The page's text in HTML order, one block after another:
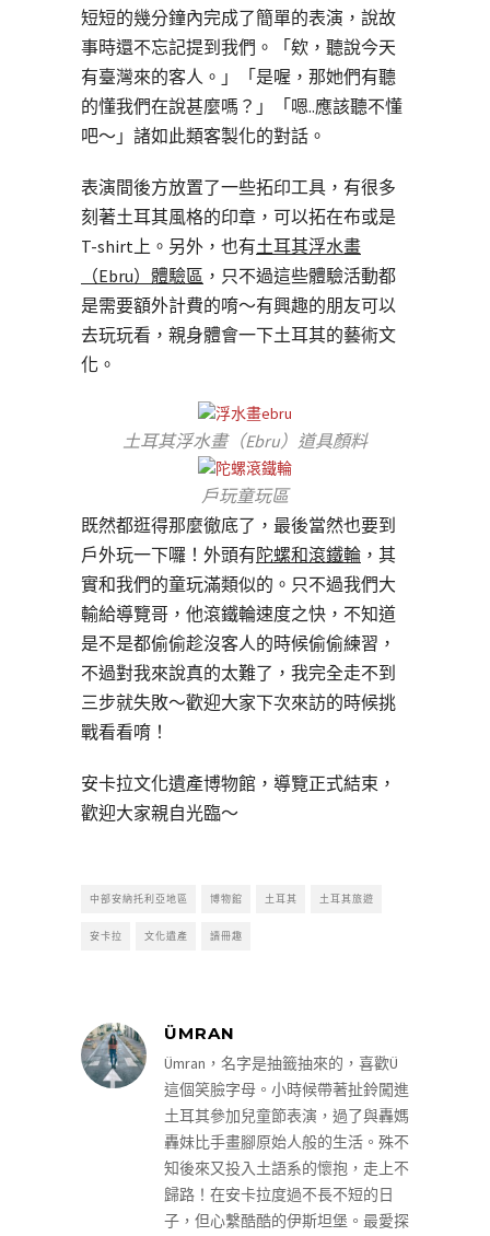
短短的幾分鐘內完成了簡單的表演，說故
事時還不忘記提到我們。「欸，聽說今天
有臺灣來的客人。」「是喔，那她們有聽
的懂我們在說甚麼嗎？」「嗯..應該聽不懂
吧～」諸如此類客製化的對話。
表演間後方放置了一些拓印工具，有很多
刻著土耳其風格的印章，可以拓在布或是
T-shirt上。另外，也有土耳其浮水畫
（Ebru）體驗區 ，只不過這些體驗活動都
是需要額外計費的唷～有興趣的朋友可以
去玩玩看，親身體會一下土耳其的藝術文
化。
土耳其浮水畫（Ebru）道具顏料
戶玩童玩區
既然都逛得那麼徹底了，最後當然也要到
戶外玩一下囉！外頭有陀螺和滾鐵輪 ，其
實和我們的童玩滿類似的。只不過我們大
輸給導覽哥，他滾鐵輪速度之快，不知道
是不是都偷偷趁沒客人的時候偷偷練習，
不過對我來說真的太難了，我完全走不到
三步就失敗～歡迎大家下次來訪的時候挑
戰看看唷！
安卡拉文化遺產博物館，導覽正式結束，
歡迎大家親自光臨～
中部安納托利亞地區 博物館 土耳其 土耳其旅遊
安卡拉 文化遺產 讀冊趣
ÜMRAN
Ümran，名字是抽籤抽來的，喜歡Ü
這個笑臉字母。小時候帶著扯鈴闖進
土耳其參加兒童節表演，過了與轟媽
轟妹比手畫腳原始人般的生活。殊不
知後來又投入土語系的懷抱，走上不
歸路！在安卡拉度過不長不短的日
子，但心繫酷酷的伊斯坦堡。最愛探